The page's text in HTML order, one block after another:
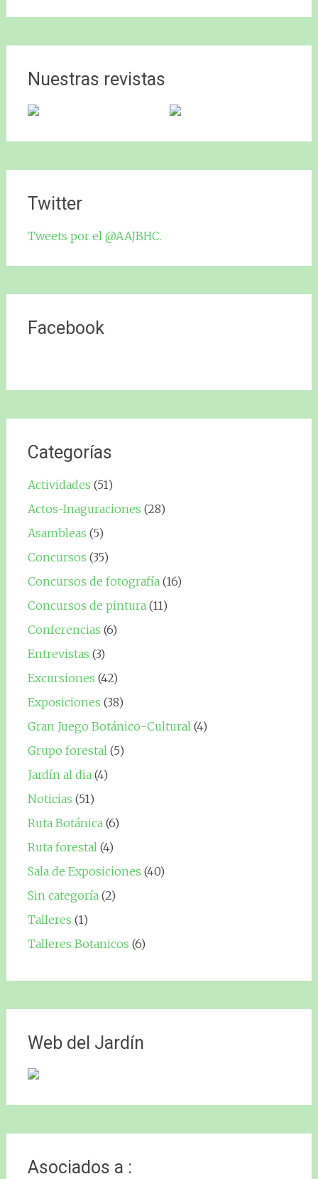
Nuestras revistas
Twitter
Tweets por el @AAJBHC.
Facebook
Categorías
Actividades (51)
Actos-Inaguraciones (28)
Asambleas (5)
Concursos (35)
Concursos de fotografía(16)
Concursos de pintura(11)
Conferencias (6)
Entrevistas (3)
Excursiones (42)
Exposiciones (38)
Gran Juego Botánico-Cultural(4)
Grupo forestal(5)
Jardín al dia(4)
Noticias (51)
Ruta Botánica(6)
Ruta forestal(4)
Sala de Exposiciones (40)
Sin categoría(2)
Talleres (1)
Talleres Botanicos (6)
Web del Jardín
Asociados a :